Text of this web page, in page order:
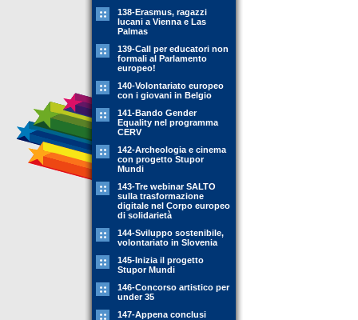
138-Erasmus, ragazzi
lucani a Vienna e Las
Palmas
139-Call per educatori non
formali al Parlamento
europeo!
140-Volontariato europeo
con i giovani in Belgio
141-Bando Gender
Equality nel programma
CERV
142-Archeologia e cinema
con progetto Stupor
Mundi
143-Tre webinar SALTO
sulla trasformazione
digitale nel Corpo europeo
di solidarietà
144-Sviluppo sostenibile,
volontariato in Slovenia
145-Inizia il progetto
Stupor Mundi
146-Concorso artistico per
under 35
147-Appena conclusi